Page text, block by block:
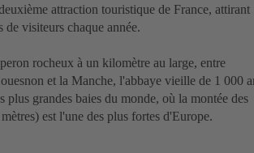
attraction touristique de France, attirant
visiteurs chaque année.
rocheux à un kilomètre au large, entre
et la Manche, l'abbaye vieille de 1 000
plus grandes baies du monde, où la montée des
est l'une des plus fortes d'Europe.